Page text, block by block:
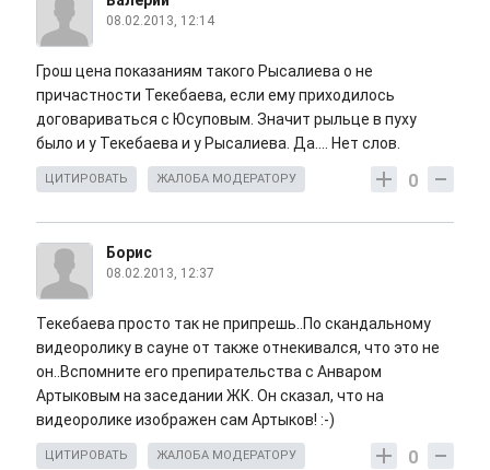
08.02.2013, 12:14
Грош цена показаниям такого Рысалиева о не
причастности Текебаева, если ему приходилось
договариваться с Юсуповым. Значит рыльце в пуху
было и у Текебаева и у Рысалиева. Да.... Нет слов.
0
ЦИТИРОВАТЬ ЖАЛОБА МОДЕРАТОРУ
Борис
08.02.2013, 12:37
Текебаева просто так не припрешь..По скандальному
видеоролику в сауне от также отнекивался, что это не
он..Вспомните его препирательства с Анваром
Артыковым на заседании ЖК. Он сказал, что на
видеоролике изображен сам Артыков! :-)
0
ЦИТИРОВАТЬ ЖАЛОБА МОДЕРАТОРУ